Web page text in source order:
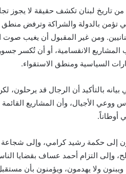
تاريخ لبنان تكشف حقيقة لا يجوز
تؤمن بالدولة والشراكة وترفض
ومن غير المقبول أن يغيب
الانقسامية، أو أن تُكسر جسور
السياسية ومنطق الاستقواء.
بالتأكيد أن الرجال قد يرحلون،
ووعي الأجيال، وأن المشاريع
أوطاناً.
إلى حكمة رشيد كرامي، وإلى
وإلى التزام أحمد عساف بقضايا
ولا يهدمون، ويؤمنون بأن مستقبل